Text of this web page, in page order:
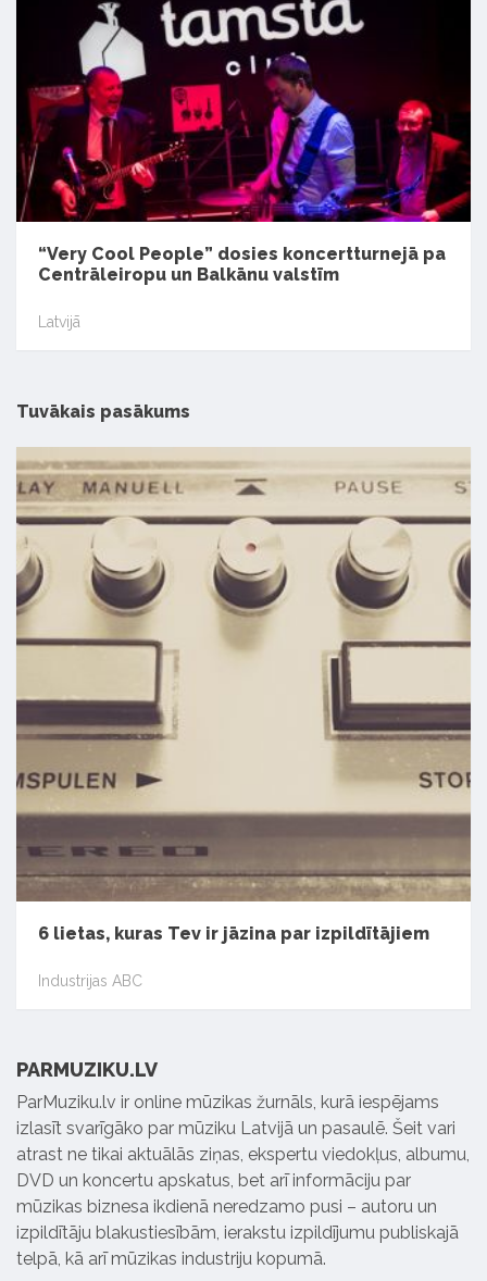
“Very Cool People” dosies koncertturnejā pa
Centrāleiropu un Balkānu valstīm
Latvijā
Tuvākais pasākums
6 lietas, kuras Tev ir jāzina par izpildītājiem
Industrijas ABC
PARMUZIKU.LV
ParMuziku.lv ir online mūzikas žurnāls, kurā iespējams
izlasīt svarīgāko par mūziku Latvijā un pasaulē. Šeit vari
atrast ne tikai aktuālās ziņas, ekspertu viedokļus, albumu,
DVD un koncertu apskatus, bet arī informāciju par
mūzikas biznesa ikdienā neredzamo pusi – autoru un
izpildītāju blakustiesībām, ierakstu izpildījumu publiskajā
telpā, kā arī mūzikas industriju kopumā.